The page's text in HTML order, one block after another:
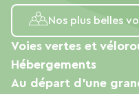
Nos plus belles
Voies vertes et
Hébergements
Au départ d'une